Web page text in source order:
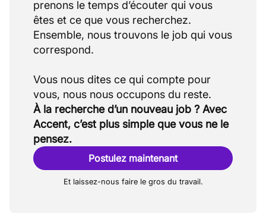
prenons le temps d’écouter qui vous
êtes et ce que vous recherchez.
Ensemble, nous trouvons le job qui vous
correspond.
Vous nous dites ce qui compte pour
À la recherche d’un nouveau job ? Avec
Accent, c’est plus simple que vous ne le
pensez.
Postulez maintenant
Et laissez-nous faire le gros du travail.